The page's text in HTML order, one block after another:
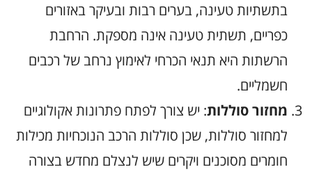
בתשתיות טעינה, בערים רבות ובעיקר באזורים
כפריים, תשתית טעינה אינה מספקת. הרחבת
הרשתות היא תנאי הכרחי לאימוץ נרחב של רכבים
חשמליים.
מחזור סוללות: יש צורך לפתח פתרונות אקולוגיים
למחזור סוללות, שכן סוללות הרכב הנוכחיות מכילות
חומרים מסוכנים ויקרים שיש לנצלם מחדש בצורה